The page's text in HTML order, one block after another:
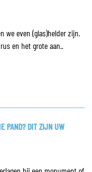
we even (glas)helder zijn.
en het grote aan..
PAND? DIT ZIJN UW